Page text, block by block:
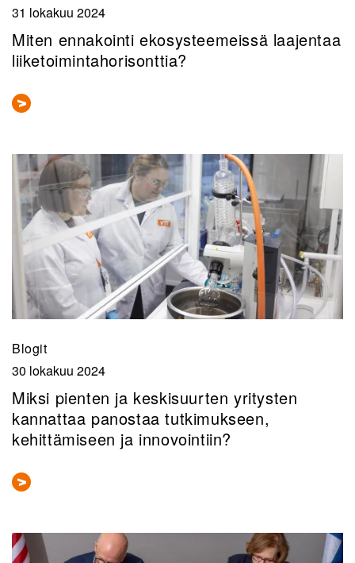
31 lokakuu 2024
Miten ennakointi ekosysteemeissä laajentaa
liiketoimintahorisonttia?
Blogit
30 lokakuu 2024
Miksi pienten ja keskisuurten yritysten
kannattaa panostaa tutkimukseen,
kehittämiseen ja innovointiin?